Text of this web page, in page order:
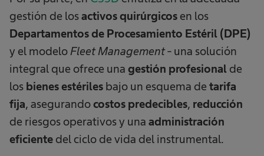
gestión de losactivos quirúrgicos en los
Departamentos de Procesamiento Estéril (DPE)
y el modelo Fleet Management- una solución
integral que ofrece una gestión profesional de
los bienes estériles bajo un esquema de tarifa
fija, asegurandocostos predecibles, reducción
de riesgos operativos y una administración
eficiente del ciclo de vida del instrumental.